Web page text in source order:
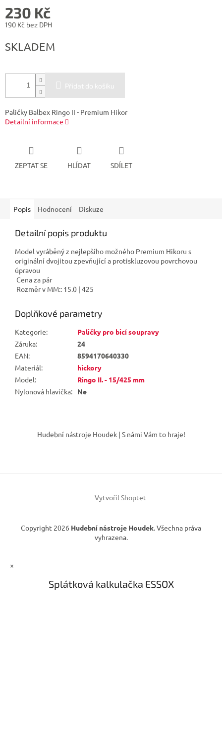
230 Kč
190 Kč bez DPH
cena:
SKLADEM
Přidat do košíku
Paličky Balbex Ringo II - Premium Hikor
Detailní informace
ZEPTAT SE HLÍDAT SDÍLET
Popis Hodnocení Diskuze
Detailní popis produktu
Model vyráběný z nejlepšího možného Premium Hikoru s
originální dvojitou zpevňující a protiskluzovou povrchovou
úpravou
Cena za pár
Rozměr v MM:: 15.0 | 425
Doplňkové parametry
Kategorie:
Paličky pro bicí soupravy
Záruka:
24
EAN:
8594170640330
Materiál:
hickory
Model:
Ringo II. - 15/425 mm
Nylonová hlavička: Ne
í
Hudební nástroje Houdek | S námi Vám to hraje!
Vytvořil Shoptet
Copyright 2026 Hudební nástroje Houdek. Všechna práva
vyhrazena.
×
Splátková kalkulačka ESSOX